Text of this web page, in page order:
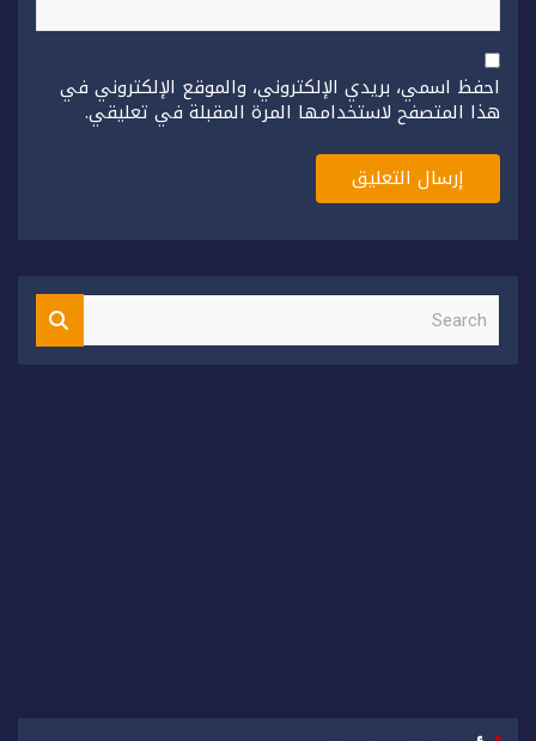
احفظ اسمي، بريدي الإلكتروني، والموقع الإلكتروني في
هذا المتصفح لاستخدامها المرة المقبلة في تعليقي.
S
a